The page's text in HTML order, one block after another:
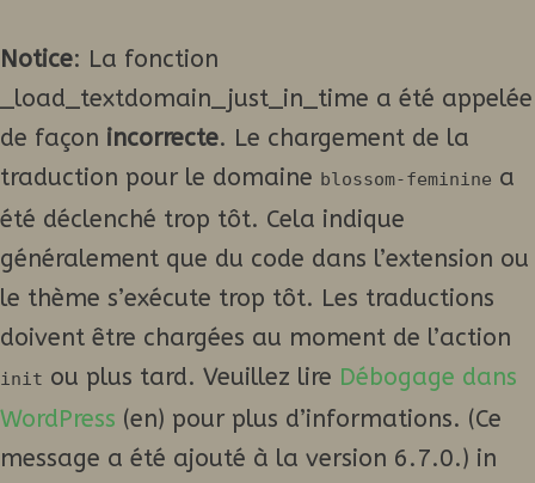
Notice: La fonction
_load_textdomain_just_in_time a été appelée
de façon incorrecte. Le chargement de la
traduction pour le domaine blossom-feminine a
été déclenché trop tôt. Cela indique
généralement que du code dans l’extension ou
le thème s’exécute trop tôt. Les traductions
doivent être chargées au moment de l’action
init ou plus tard. Veuillez lire Débogage dans
WordPress (en) pour plus d’informations. (Ce
message a été ajouté à la version 6.7.0.) in